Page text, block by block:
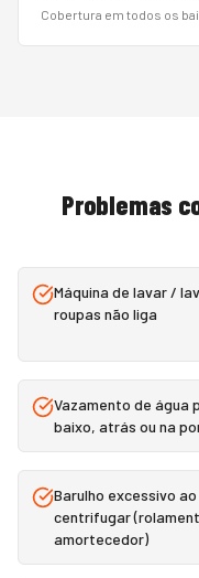
Cobertura em todos os
Problemas
Máquina de lavar /
roupas não liga
Vazamento de água
baixo, atrás ou na
Barulho excessivo ao
centrifugar
amortecedor)